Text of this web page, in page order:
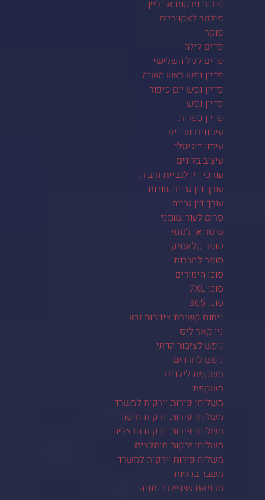
פירות וירקות אונליין
פילטר לאקווריום
פוקר
פדים לילה
פדים לגיל השלישי
פדיון נפש ראש השנה
פדיון נפש יום כיפור
פדיון נפש
פדיון כפרות
עיתונים חרדים
עיתון דיגיטלי
עיצוב בלונים
עורכי דין לגביית חובות
עורך דין גביית חובות
עורך דין גבייה
סרום לעור שומני
סיטרואן ג'מפי
סופר קלאסיקו
סופר לחברות
סוכן הימורים
סוכן 7XL
סוכן 365
ניתוח קשירת צינורות זרע
ניו קאר ליס
נופש לציבור הדתי
נופש לחרדים
משקפת לילדים
משקפת
משלוחי פירות וירקות למשרד
משלוחי פירות וירקות חיפה
משלוחי פירות וירקות הרצליה
משלוחי ירקות מומלצים
משלוח פירות וירקות למשרד
משבר בזוגיות
מרפאת שיניים בנתניה